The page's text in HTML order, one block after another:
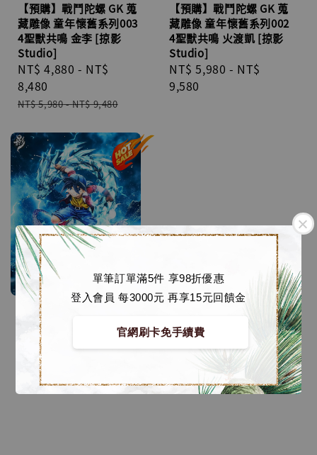
單筆訂單滿5件 享98折優惠
登入會員 每3000元 再享15元回饋金
官網刷卡免手續費
【預購】戰鬥陀螺 GK 蒐
藏雕像 童年懷舊系列003
4聖獸共鳴 金李 [掠影
Studio]
Sale
price
NT$ 4,880 - NT$
8,480
Regular
NT$ 5,980-NT$ 9,480
【預購】戰鬥陀螺 GK 蒐
藏雕像 童年懷舊系列002
4聖獸共鳴 火渡凱 [掠影
Studio]
Regular
price
NT$ 5,980 - NT$
9,580